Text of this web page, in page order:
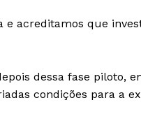
e acreditamos que
dessa fase piloto,
condições para a